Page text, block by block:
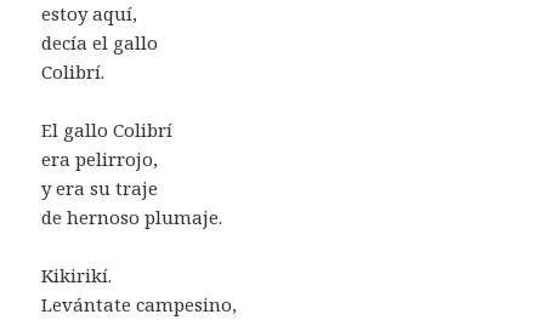
estoy aquí,
decía el gallo
Colibrí.
El gallo Colibrí
era pelirrojo,
y era su traje
de hernoso plumaje.
Kikirikí.
Levántate campesino,